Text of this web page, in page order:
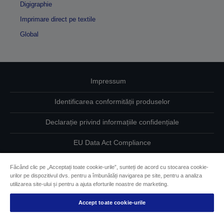
Digigraphie
Imprimare direct pe textile
Global
Impressum
Identificarea conformității produselor
Declarație privind informațiile confidențiale
EU Data Act Compliance
Informaţii despre modulele cookie
Angajamentul Epson pe linie de accesibilitate
Făcând clic pe „Acceptați toate cookie-urile”, sunteți de acord cu stocarea cookie-
urilor pe dispozitivul dvs. pentru a îmbunătăți navigarea pe site, pentru a analiza
utilizarea site-ului și pentru a ajuta eforturile noastre de marketing.
Accept toate cookie-urile